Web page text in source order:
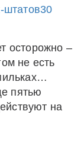
осторожно –
не есть
пятью
на